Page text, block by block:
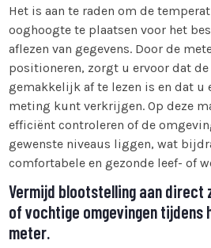
Het is aan te raden om de
ooghoogte te plaatsen voor het
aflezen van gegevens. Door de
positioneren, zorgt u ervoor dat
gemakkelijk af te lezen is en dat u
meting kunt verkrijgen. Op deze
efficiënt controleren of de
gewenste niveaus liggen, wat
comfortabele en gezonde leef- of
Vermijd blootstelling aan direct
of vochtige omgevingen tijdens
meter.